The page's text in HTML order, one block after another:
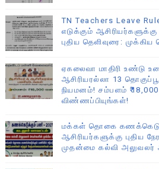
TN Teachers Leave
எடுக்கும்
புதிய தெளிவுரை:
ஏகலைவா மாதிரி உண்டு
ஆசிரியரல்லா 13
நியமனம்! சம்பளம்
விண்ணப்பியுங்கள்!
மக்கள் தொகை
ஆசிரியர்களுக்கு புதிய
முதன்மை கல்வி அலுவலர்